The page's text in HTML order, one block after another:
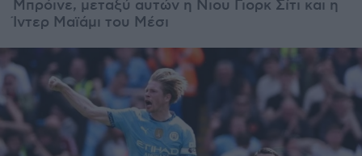
Μπρόινε, μεταξύ αυτών η Νιου Γιορκ Σίτι και η
Ίντερ Μαϊάμι του Μέσι